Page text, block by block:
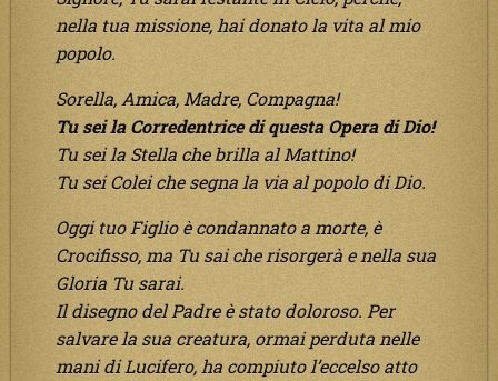
nella tua missione, hai donato la vita al mio
popolo.
Sorella, Amica, Madre, Compagna!
Tu sei la Corredentrice di questa Opera di Dio!
Tu sei la Stella che brilla al Mattino!
Tu sei Colei che segna la via al popolo di Dio.
Oggi tuo Figlio è condannato a morte, è
Crocifisso, ma Tu sai che risorgerà e nella sua
Gloria Tu sarai.
Il disegno del Padre è stato doloroso. Per
salvare la sua creatura, ormai perduta nelle
mani di Lucifero, ha compiuto l’eccelso atto